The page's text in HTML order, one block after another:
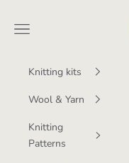
Navigation menu
Knitting kits
Wool & Yarn
Knitting
Patterns